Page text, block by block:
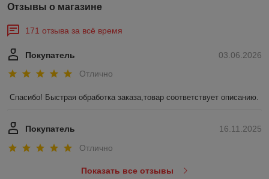
Отзывы о магазине
171 отзыва за всё время
03.06.2026
Покупатель
Отлично
Спасибо! Быстрая обработка заказа,товар соответствует описанию.
16.11.2025
Покупатель
Отлично
Показать все отзывы